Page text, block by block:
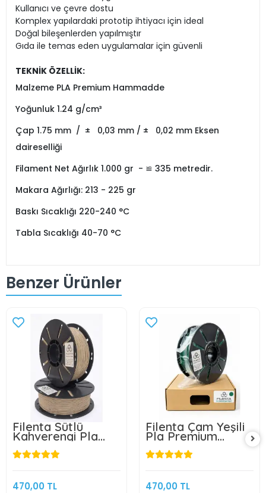
Kullanıcı ve çevre dostu
Komplex yapılardaki prototip ihtiyacı için ideal
Doğal bileşenlerden yapılmıştır
Gıda ile temas eden uygulamalar için güvenli
TEKNİK ÖZELLİK:
Malzeme PLA Premium Hammadde
Yoğunluk 1.24 g/cm³
Çap 1.75 mm / ± 0,03 mm / ± 0,02 mm Eksen
daireselliği
Filament Net Ağırlık 1.000 gr - ≌ 335 metredir.
Makara Ağırlığı: 213 - 225 gr
Baskı Sıcaklığı 220-240 °C
Tabla Sıcaklığı 40-70 °C
Benzer Ürünler
Filenta Sütlü
Kahverengi Pla
Premium Filament
1.75mm 1Kg
470,00 TL
Filenta Çam Yeşili
Pla Premium
Filament 1.75mm
1Kg
470,00 TL